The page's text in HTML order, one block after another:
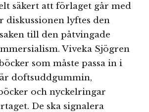
säkert att förlaget går med
diskussionen lyftes den
till den påtvingade
Viveka Sjögren
som måste passa in i
doftsuddgummin,
och nyckelringar
De ska signalera